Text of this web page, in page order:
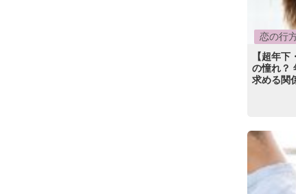
恋の行
【超年
の憧れ？
求める関